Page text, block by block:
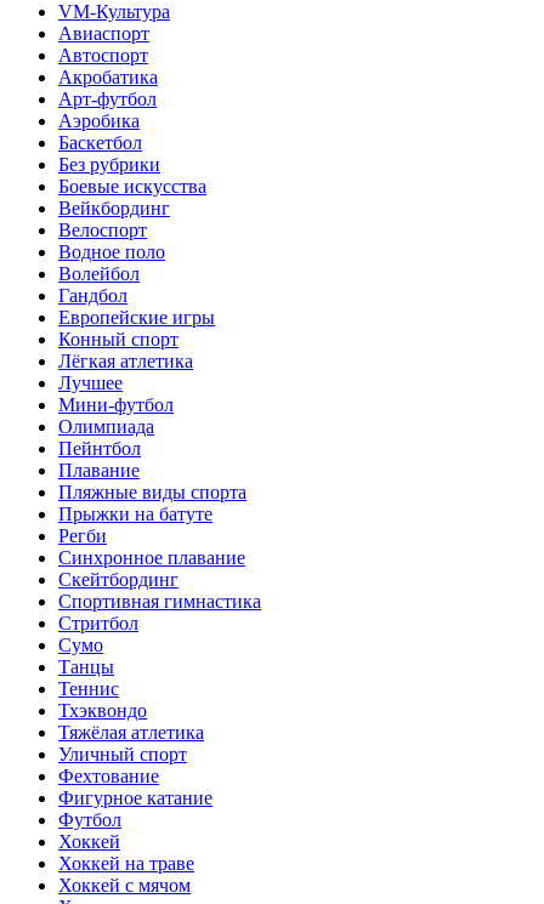
VM-Культура
Авиаспорт
Автоспорт
Акробатика
Арт-футбол
Аэробика
Баскетбол
Без рубрики
Боевые искусства
Вейкбординг
Велоспорт
Водное поло
Волейбол
Гандбол
Европейские игры
Конный спорт
Лёгкая атлетика
Лучшее
Мини-футбол
Олимпиада
Пейнтбол
Плавание
Пляжные виды спорта
Прыжки на батуте
Регби
Синхронное плавание
Скейтбординг
Спортивная гимнастика
Стритбол
Сумо
Танцы
Теннис
Тхэквондо
Тяжёлая атлетика
Уличный спорт
Фехтование
Фигурное катание
Футбол
Хоккей
Хоккей на траве
Хоккей с мячом